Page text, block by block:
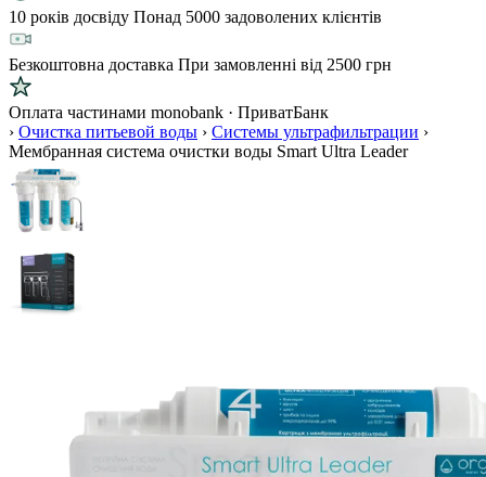
10 років досвіду Понад 5000 задоволених клієнтів
Безкоштовна доставка При замовленні від 2500 грн
Оплата частинами monobank · ПриватБанк
› Очистка питьевой воды › Системы ультрафильтрации ›
Мембранная система очистки воды Smart Ultra Leader